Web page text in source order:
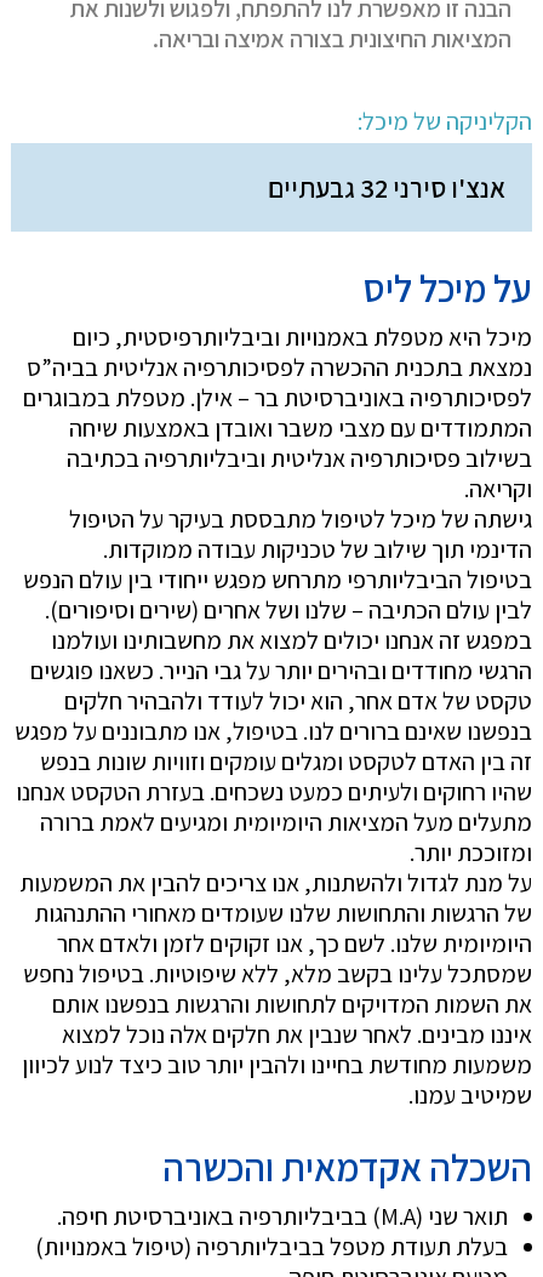
הבנה זו מאפשרת לנו להתפתח, ולפגוש ולשנות את
המציאות החיצונית בצורה אמיצה ובריאה.
הקליניקה של מיכל:
אנצ'ו סירני 32 גבעתיים
על מיכל ליס
מיכל היא מטפלת באמנויות וביבליותרפיסטית, כיום
נמצאת בתכנית ההכשרה לפסיכותרפיה אנליטית בביה”ס
לפסיכותרפיה באוניברסיטת בר – אילן. מטפלת במבוגרים
המתמודדים עם מצבי משבר ואובדן באמצעות שיחה
בשילוב פסיכותרפיה אנליטית וביבליותרפיה בכתיבה
וקריאה.
גישתה של מיכל לטיפול מתבססת בעיקר על הטיפול
הדינמי תוך שילוב של טכניקות עבודה ממוקדות.
בטיפול הביבליותרפי מתרחש מפגש ייחודי בין עולם הנפש
לבין עולם הכתיבה – שלנו ושל אחרים (שירים וסיפורים).
במפגש זה אנחנו יכולים למצוא את מחשבותינו ועולמנו
הרגשי מחודדים ובהירים יותר על גבי הנייר. כשאנו פוגשים
טקסט של אדם אחר, הוא יכול לעודד ולהבהיר חלקים
בנפשנו שאינם ברורים לנו. בטיפול, אנו מתבוננים על מפגש
זה בין האדם לטקסט ומגלים עומקים וזוויות שונות בנפש
שהיו רחוקים ולעיתים כמעט נשכחים. בעזרת הטקסט אנחנו
מתעלים מעל המציאות היומיומית ומגיעים לאמת ברורה
ומזוככת יותר.
על מנת לגדול ולהשתנות, אנו צריכים להבין את המשמעות
של הרגשות והתחושות שלנו שעומדים מאחורי ההתנהגות
היומיומית שלנו. לשם כך, אנו זקוקים לזמן ולאדם אחר
שמסתכל עלינו בקשב מלא, ללא שיפוטיות. בטיפול נחפש
את השמות המדויקים לתחושות והרגשות בנפשנו אותם
איננו מבינים. לאחר שנבין את חלקים אלה נוכל למצוא
משמעות מחודשת בחיינו ולהבין יותר טוב כיצד לנוע לכיוון
שמיטיב עמנו.
השכלה אקדמאית והכשרה
תואר שני (M.A) בביבליותרפיה ב אוניברסיטת חיפה.
בעלת תעודת מטפל בביבליותרפיה (טיפול באמנויות)